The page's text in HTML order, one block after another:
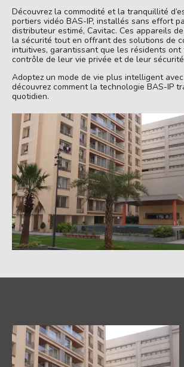
Découvrez la commodité et la tranquillité
portiers vidéo BAS-IP, installés sans effort
distributeur estimé, Cavitac. Ces appareils
la sécurité tout en offrant des solutions de
intuitives, garantissant que les résidents ont
contrôle de leur vie privée et de leur
Adoptez un mode de vie plus intelligent
découvrez comment la technologie BAS-IP
quotidien.